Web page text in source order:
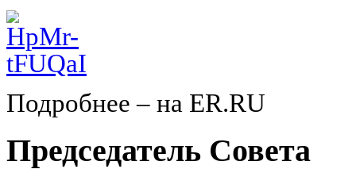
Подробнее – на ER.RU
Председатель Совета